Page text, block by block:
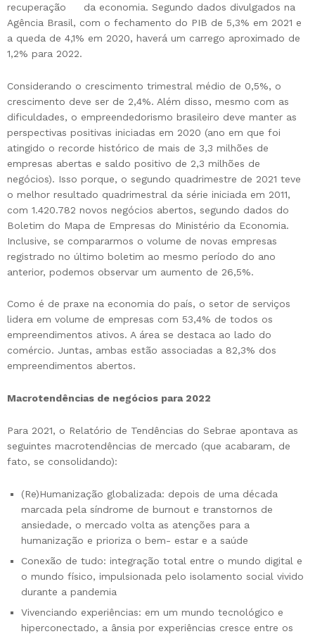
recuperação da economia. Segundo dados divulgados na
Agência Brasil, com o fechamento do PIB de 5,3% em 2021 e
a queda de 4,1% em 2020, haverá um carrego aproximado de
1,2% para 2022.
Considerando o crescimento trimestral médio de 0,5%, o
crescimento deve ser de 2,4%. Além disso, mesmo com as
dificuldades, o empreendedorismo brasileiro deve manter as
perspectivas positivas iniciadas em 2020 (ano em que foi
atingido o recorde histórico de mais de 3,3 milhões de
empresas abertas e saldo positivo de 2,3 milhões de
negócios). Isso porque, o segundo quadrimestre de 2021 teve
o melhor resultado quadrimestral da série iniciada em 2011,
com 1.420.782 novos negócios abertos, segundo dados do
Boletim do Mapa de Empresas do Ministério da Economia.
Inclusive, se compararmos o volume de novas empresas
registrado no último boletim ao mesmo período do ano
anterior, podemos observar um aumento de 26,5%.
Como é de praxe na economia do país, o setor de serviços
lidera em volume de empresas com 53,4% de todos os
empreendimentos ativos. A área se destaca ao lado do
comércio. Juntas, ambas estão associadas a 82,3% dos
empreendimentos abertos.
Macrotendências de negócios para 2022
Para 2021, o Relatório de Tendências do Sebrae apontava as
seguintes macrotendências de mercado (que acabaram, de
fato, se consolidando):
(Re)Humanização globalizada: depois de uma década
marcada pela síndrome de burnout e transtornos de
ansiedade, o mercado volta as atenções para a
humanização e prioriza o bem- estar e a saúde
Conexão de tudo: integração total entre o mundo digital e
o mundo físico, impulsionada pelo isolamento social vivido
durante a pandemia
Vivenciando experiências: em um mundo tecnológico e
hiperconectado, a ânsia por experiências cresce entre os